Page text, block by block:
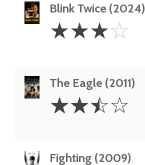
Blink Twice (2024)
Stars
☆☆☆☆
The Eagle (2011)
2.5
Stars
☆☆☆☆
Fighting (2009)